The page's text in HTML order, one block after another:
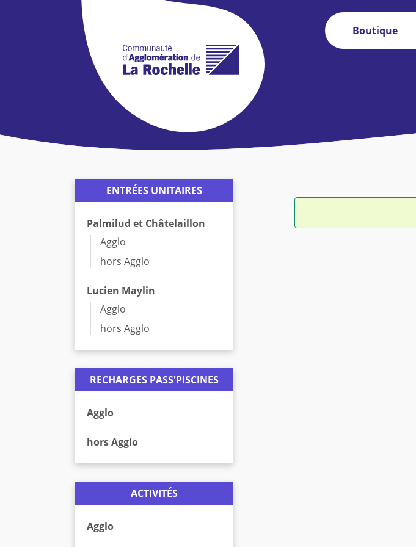
Boutique
ENTRÉES UNITAIRES
Palmilud et Châtelaillon
Agglo
hors Agglo
Lucien Maylin
Agglo
hors Agglo
RECHARGES PASS'PISCINES
Agglo
hors Agglo
ACTIVITÉS
Agglo